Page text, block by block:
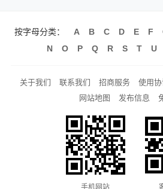
按字母分类： A B C D E F
N
O P Q R S T U
关于我们 联系我们 招商服务 使用协
网站地图
发布信息
手机网站